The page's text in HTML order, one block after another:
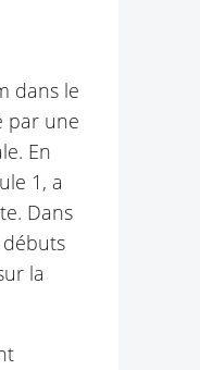
dans le
par une
En
1, a
Dans
la